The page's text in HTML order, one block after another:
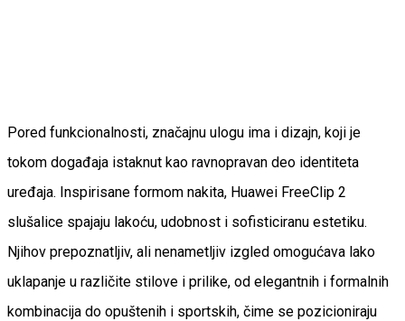
Pored funkcionalnosti, značajnu ulogu ima i dizajn, koji je
tokom događaja istaknut kao ravnopravan deo identiteta
uređaja. Inspirisane formom nakita, Huawei FreeClip 2
slušalice spajaju lakoću, udobnost i sofisticiranu estetiku.
Njihov prepoznatljiv, ali nenametljiv izgled omogućava lako
uklapanje u različite stilove i prilike, od elegantnih i formalnih
kombinacija do opuštenih i sportskih, čime se pozicioniraju